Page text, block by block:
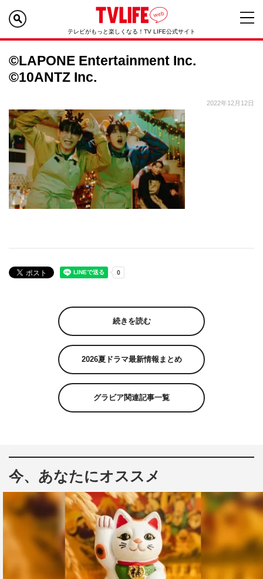
テレビがもっと楽しくなる！TV LIFE公式サイト
©LAPONE Entertainment Inc.
©10ANTZ Inc.
2022年12月12日
続きを読む
2026夏ドラマ最新情報まとめ
グラビア関連記事一覧
今、あなたにオススメ